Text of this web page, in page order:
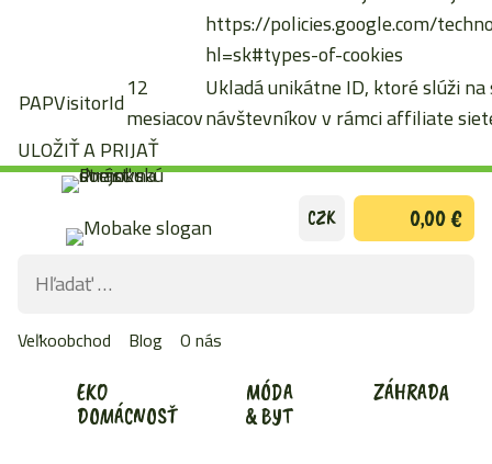
Preskočiť
EKO
DOMÁCNOSŤ
MÓDA
& BYT
ZÁHRADA
Veľkoobchod Blog O nás
Hľadať:
CZK 0,00 €
https://policies.google.com/
hl=sk#types-of-cookies
PAPVisitorId12
mesiacov
Ukladá unikátne ID, ktoré slúži
návštevníkov v rámci affiliate
ULOŽIŤ A PRIJAŤ